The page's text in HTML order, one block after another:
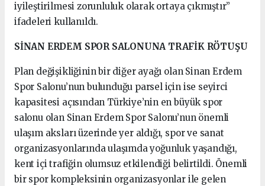
iyileştirilmesi zorunluluk olarak ortaya çıkmıştır”
ifadeleri kullanıldı.
SİNAN ERDEM SPOR SALONUNA TRAFİK RÖTUŞU
Plan değişikliğinin bir diğer ayağı olan Sinan Erdem
Spor Salonu’nun bulunduğu parsel için ise seyirci
kapasitesi açısından Türkiye’nin en büyük spor
salonu olan Sinan Erdem Spor Salonu’nun önemli
ulaşım aksları üzerinde yer aldığı, spor ve sanat
organizasyonlarında ulaşımda yoğunluk yaşandığı,
kent içi trafiğin olumsuz etkilendiği belirtildi. Önemli
bir spor kompleksinin organizasyonlar ile gelen